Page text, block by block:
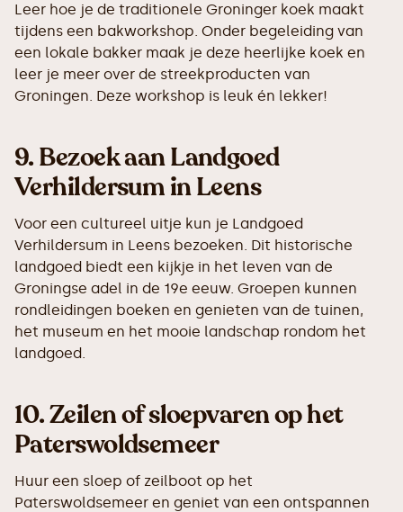
Leer hoe je de traditionele Groninger koek maakt
tijdens een bakworkshop. Onder begeleiding van
een lokale bakker maak je deze heerlijke koek en
leer je meer over de streekproducten van
Groningen. Deze workshop is leuk én lekker!
9.Bezoek aan Landgoed
Verhildersum in Leens
Voor een cultureel uitje kun je Landgoed
Verhildersum in Leens bezoeken. Dit historische
landgoed biedt een kijkje in het leven van de
Groningse adel in de 19e eeuw. Groepen kunnen
rondleidingen boeken en genieten van de tuinen,
het museum en het mooie landschap rondom het
landgoed.
10.Zeilen of sloepvaren op het
Paterswoldsemeer
Huur een sloep of zeilboot op het
Paterswoldsemeer en geniet van een ontspannen